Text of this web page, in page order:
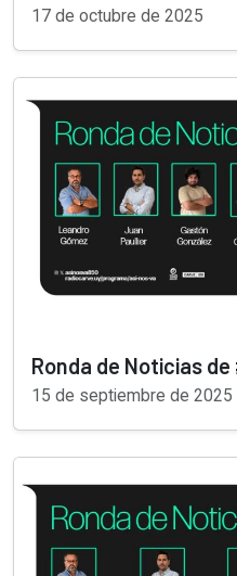
17 de octubre de 2025
Ronda de Noticias
15 de septiembre de 2025